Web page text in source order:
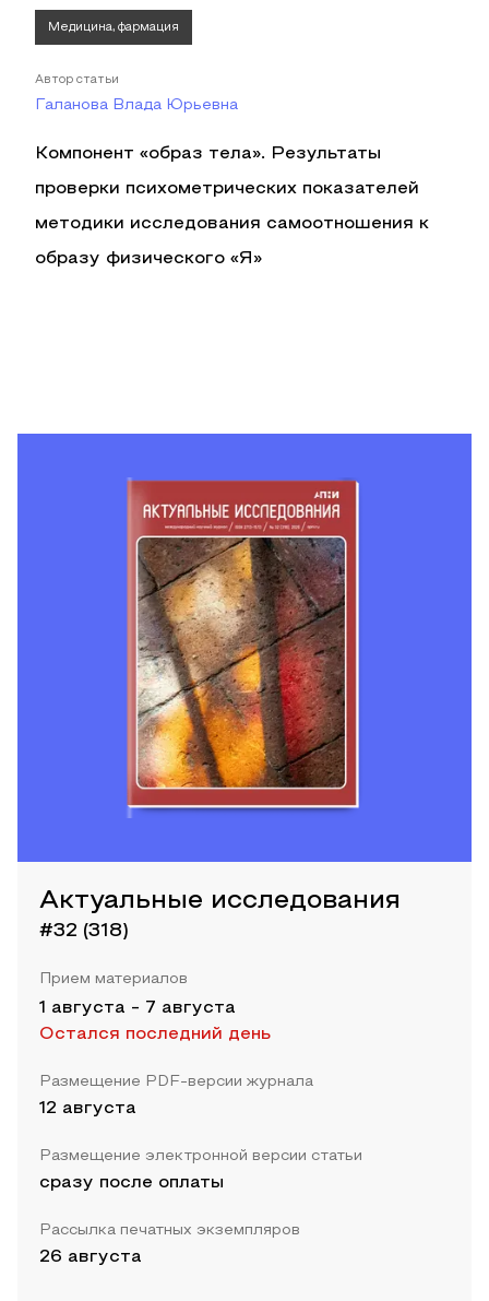
Медицина, фармация
Автор статьи
Галанова Влада Юрьевна
Компонент «образ тела». Результаты
проверки психометрических показателей
методики исследования самоотношения к
образу физического «Я»
Актуальные исследования
#32 (318)
Прием материалов
1 августа - 7 августа
Остался последний день
Размещение PDF-версии журнала
12 августа
Размещение электронной версии статьи
сразу после оплаты
Рассылка печатных экземпляров
26 августа